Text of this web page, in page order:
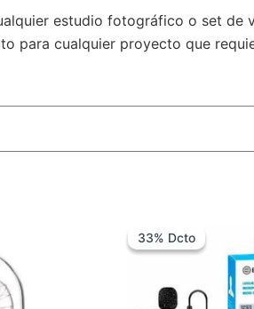
estudio fotográfico o set de
para cualquier proyecto que
33% Dcto
33% Dcto
original
$ 89.000.
es:
$